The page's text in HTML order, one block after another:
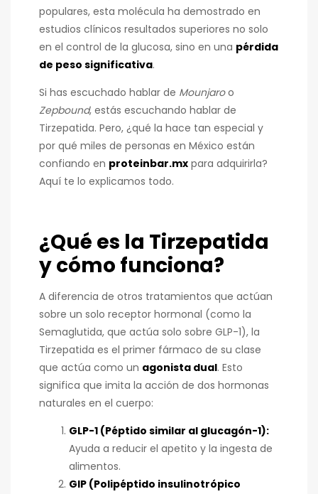
populares, esta molécula ha demostrado en
estudios clínicos resultados superiores no solo
en el control de la glucosa, sino en una pérdida
de peso significativa.
Si has escuchado hablar de Mounjaroo
Zepbound, estás escuchando hablar de
Tirzepatida. Pero, ¿qué la hace tan especial y
por qué miles de personas en México están
confiando en proteinbar.mx para adquirirla?
Aquí te lo explicamos todo.
¿Qué es la Tirzepatida
y cómo funciona?
A diferencia de otros tratamientos que actúan
sobre un solo receptor hormonal (como la
Semaglutida, que actúa solo sobre GLP-1), la
Tirzepatida es el primer fármaco de su clase
que actúa como un agonista dual. Esto
significa que imita la acción de dos hormonas
naturales en el cuerpo:
GLP-1 (Péptido similar al glucagón-1):
Ayuda a reducir el apetito y la ingesta de
alimentos.
GIP (Polipéptido insulinotrópico